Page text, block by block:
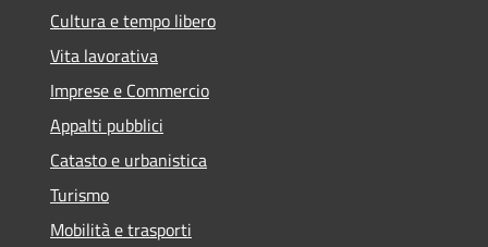
Cultura e tempo libero
Vita lavorativa
Imprese e Commercio
Appalti pubblici
Catasto e urbanistica
Turismo
Mobilità e trasporti